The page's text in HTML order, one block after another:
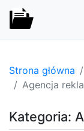
Strona główna
Agencja
Kategoria: